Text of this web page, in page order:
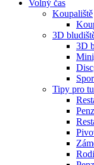
Volný čas
Koupaliště
3D
3D
Tipy pro